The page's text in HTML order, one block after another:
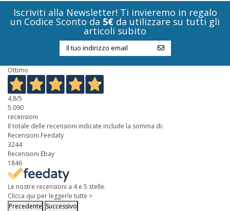
Iscriviti alla Newsletter! Ti invieremo in regalo
un Codice Sconto da 5€ da utilizzare su tutti gli
articoli subito
Ottimo
4,8/5
5.090
recensioni
Il totale delle recensioni indicate include la somma di:
Recensioni Feedaty
3244
Recensioni Ebay
1846
Le nostre recensioni a 4 e 5 stelle.
Clicca qui per leggerle tutte >
Precedente Successivo